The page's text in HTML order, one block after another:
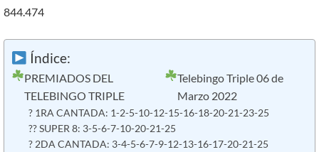
844.474
Índice:
PREMIADOS DEL
TELEBINGO TRIPLE
Telebingo Triple 06 de
Marzo 2022
? 1RA CANTADA: 1-2-5-10-12-15-16-18-20-21-23-25
?? SUPER 8: 3-5-6-7-10-20-21-25
? 2DA CANTADA: 3-4-5-6-7-9-12-13-16-17-20-21-25